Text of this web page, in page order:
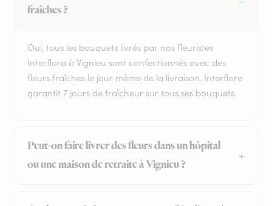
fraîches ?
Oui, tous les bouquets livrés par nos fleuristes
Interflora à Vignieu sont confectionnés avec des
fleurs fraîches le jour même de la livraison. Interflora
garantit 7 jours de fraîcheur sur tous ses bouquets.
Peut-on faire livrer des fleurs dans un hôpital
ou une maison de retraite à Vignieu ?